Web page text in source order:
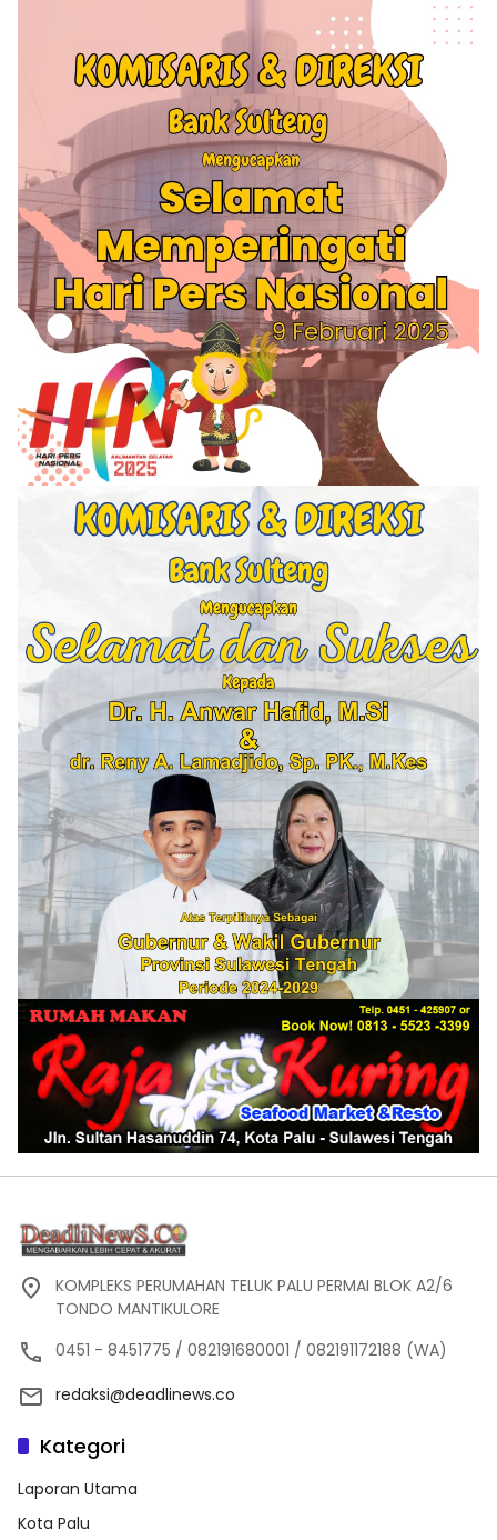
KOMPLEKS PERUMAHAN TELUK PALU PERMAI BLOK A2/6
TONDO MANTIKULORE
0451 - 8451775 / 082191680001 / 082191172188 (WA)
redaksi@deadlinews.co
Kategori
Laporan Utama
Kota Palu